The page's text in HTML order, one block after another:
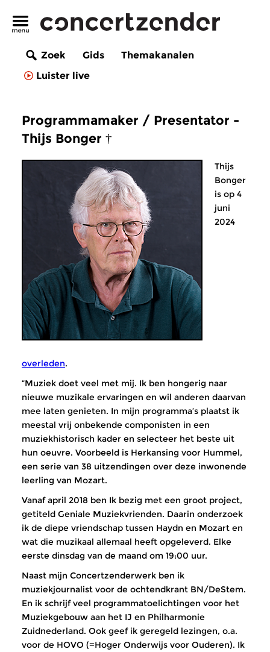
Zoek Gids
Themakanalen
Luister live
Programmamaker / Presentator -
Thijs Bonger †
Thijs
Bonger
is op 4
juni
2024
overleden.
“Muziek doet veel met mij. Ik ben hongerig naar
nieuwe muzikale ervaringen en wil anderen daarvan
mee laten genieten. In mijn programma’s plaatst ik
meestal vrij onbekende componisten in een
muziekhistorisch kader en selecteer het beste uit
hun oeuvre. Voorbeeld is Herkansing voor Hummel,
een serie van 38 uitzendingen over deze inwonende
leerling van Mozart.
Vanaf april 2018 ben Ik bezig met een groot project,
getiteld Geniale Muziekvrienden. Daarin onderzoek
ik de diepe vriendschap tussen Haydn en Mozart en
wat die muzikaal allemaal heeft opgeleverd. Elke
eerste dinsdag van de maand om 19:00 uur.
Naast mijn Concertzenderwerk ben ik
muziekjournalist voor de ochtendkrant BN/DeStem.
En ik schrijf veel programmatoelichtingen voor het
Muziekgebouw aan het IJ en Philharmonie
Zuidnederland. Ook geef ik geregeld lezingen, o.a.
voor de HOVO (=Hoger Onderwijs voor Ouderen). Ik